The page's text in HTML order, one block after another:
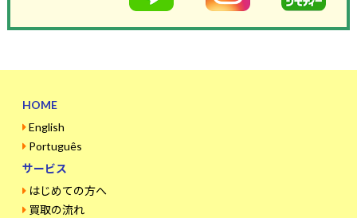
HOME
English
Português
サービス
はじめての方へ
買取の流れ